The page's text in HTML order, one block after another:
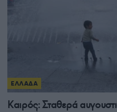
ΕΛΛΑΔΑ
Καιρός: Σταθερά